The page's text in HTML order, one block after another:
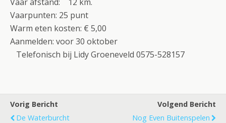
Vaarpunten: 25 punt
Warm eten kosten: € 5,00
Aanmelden: voor 30 oktober
Telefonisch bij Lidy Groeneveld 0575-528157
Vorig Bericht
De Waterburcht
Volgend Bericht
Nog Even Buitenspelen